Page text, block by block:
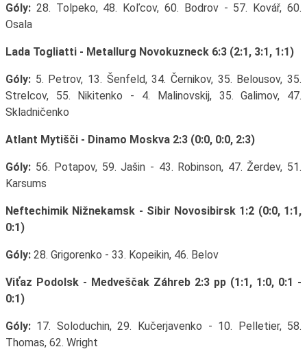
Góly:28. Tolpeko, 48. Koľcov, 60. Bodrov - 57. Kovář, 60.
Osala
Lada Togliatti - Metallurg Novokuzneck 6:3 (2:1, 3:1, 1:1)
Góly:5. Petrov, 13. Šenfeld, 34. Černikov, 35. Belousov, 35.
Strelcov, 55. Nikitenko - 4. Malinovskij, 35. Galimov, 47.
Skladničenko
Atlant Mytišči - Dinamo Moskva 2:3 (0:0, 0:0, 2:3)
Góly:56. Potapov, 59. Jašin - 43. Robinson, 47. Žerdev, 51.
Karsums
Neftechimik Nižnekamsk - Sibir Novosibirsk 1:2 (0:0, 1:1,
0:1)
Góly:28. Grigorenko - 33. Kopeikin, 46. Belov
Viťaz Podolsk - Medveščak Záhreb 2:3 pp (1:1, 1:0, 0:1 -
0:1)
Góly:17. Soloduchin, 29. Kučerjavenko - 10. Pelletier, 58.
Thomas, 62. Wright